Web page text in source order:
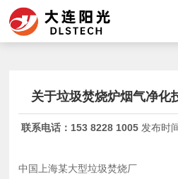
关于垃圾焚烧炉烟气净化
联系电话： 153 8228 1005发布时
中国上海某大型垃圾焚烧厂